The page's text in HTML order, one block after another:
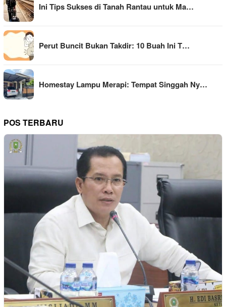
Ini Tips Sukses di Tanah Rantau untuk Ma…
Perut Buncit Bukan Takdir: 10 Buah Ini T…
Homestay Lampu Merapi: Tempat Singgah Ny…
POS TERBARU